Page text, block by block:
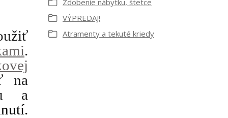
.
na
a
Zdobenie nábytku, štetce
VÝPREDAJ!
Atramenty a tekuté kriedy